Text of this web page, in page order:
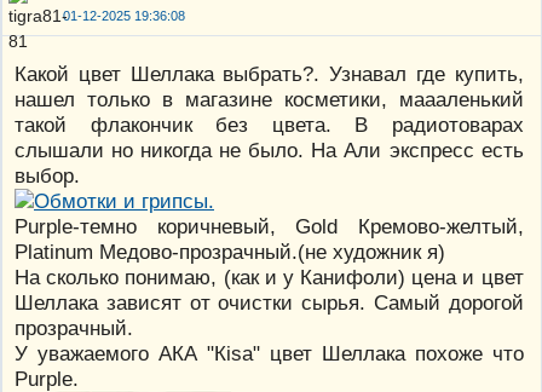
01-12-2025 19:36:08
Какой цвет Шеллака выбрать?. Узнавал где купить,
нашел только в магазине косметики, маааленький
такой флакончик без цвета. В радиотоварах
слышали но никогда не было. На Али экспресс есть
выбор.
Purple-темно коричневый, Gold Кремово-желтый,
Platinum Медово-прозрачный.(не художник я)
На сколько понимаю, (как и у Канифоли) цена и цвет
Шеллака зависят от очистки сырья. Самый дорогой
прозрачный.
У уважаемого АКА "Кisa" цвет Шеллака похоже что
Purple.